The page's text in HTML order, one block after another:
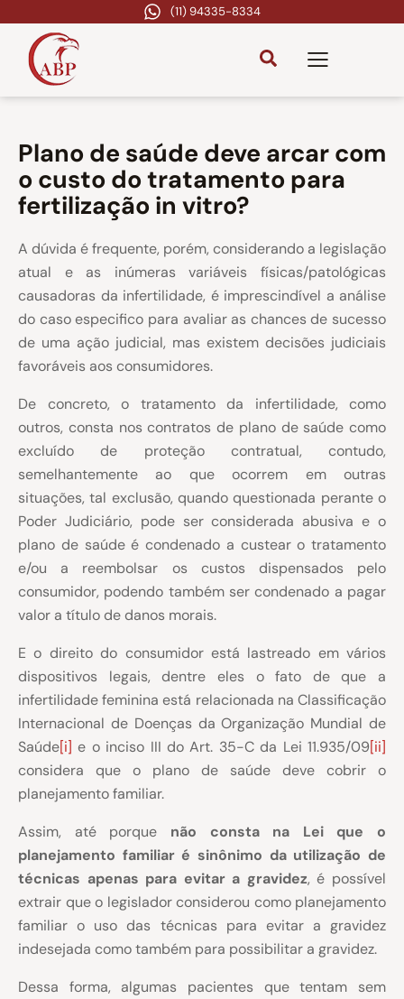
(11) 94335-8334
Plano de saúde deve arcar com
o custo do tratamento para
fertilização in vitro?
A dúvida é frequente, porém, considerando a legislação
atual e as inúmeras variáveis físicas/patológicas
causadoras da infertilidade, é imprescindível a análise
do caso especifico para avaliar as chances de sucesso
de uma ação judicial, mas existem decisões judiciais
favoráveis aos consumidores.
De concreto, o tratamento da infertilidade, como
outros, consta nos contratos de plano de saúde como
excluído de proteção contratual, contudo,
semelhantemente ao que ocorrem em outras
situações, tal exclusão, quando questionada perante o
Poder Judiciário, pode ser considerada abusiva e o
plano de saúde é condenado a custear o tratamento
e/ou a reembolsar os custos dispensados pelo
consumidor, podendo também ser condenado a pagar
valor a título de danos morais.
E o direito do consumidor está lastreado em vários
dispositivos legais, dentre eles o fato de que a
infertilidade feminina está relacionada na Classificação
Internacional de Doenças da Organização Mundial de
Saúde[i] e o inciso III do Art. 35-C da Lei 11.935/09[ii]
considera que o plano de saúde deve cobrir o
planejamento familiar.
Assim, até porque não consta na Lei que o
planejamento familiar é sinônimo da utilização de
técnicas apenas para evitar a gravidez, é possível
extrair que o legislador considerou como planejamento
familiar o uso das técnicas para evitar a gravidez
indesejada como também para possibilitar a gravidez.
Dessa forma, algumas pacientes que tentam sem